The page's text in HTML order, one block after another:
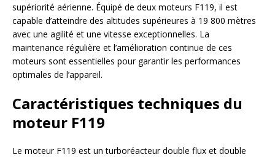
supériorité aérienne. Équipé de deux moteurs F119, il est
capable d’atteindre des altitudes supérieures à 19 800 mètres
avec une agilité et une vitesse exceptionnelles. La
maintenance régulière et l’amélioration continue de ces
moteurs sont essentielles pour garantir les performances
optimales de l’appareil.
Caractéristiques techniques du
moteur F119
Le moteur F119 est un turboréacteur double flux et double